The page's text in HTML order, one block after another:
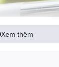
Xem thêm